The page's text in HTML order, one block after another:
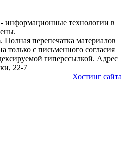
информационные технологии в
Полная перепечатка материалов
только с письменного согласия
гиперссылкой. Адрес
22-7
Хостинг сайта